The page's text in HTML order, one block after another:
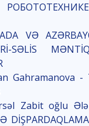
VƏ
SƏLİS
Gahramanova -
Zabit oğlu